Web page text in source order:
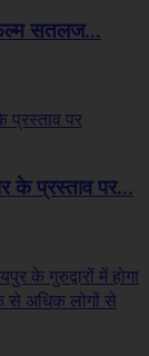
सतलज...
के प्रस्ताव पर...